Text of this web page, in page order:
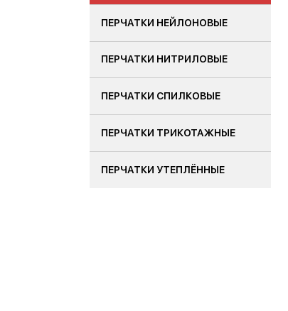
ПЕРЧАТКИ НЕЙЛОНОВЫЕ
ПЕРЧАТКИ НИТРИЛОВЫЕ
ПЕРЧАТКИ СПИЛКОВЫЕ
ПЕРЧАТКИ ТРИКОТАЖНЫЕ
ПЕРЧАТКИ УТЕПЛЁННЫЕ